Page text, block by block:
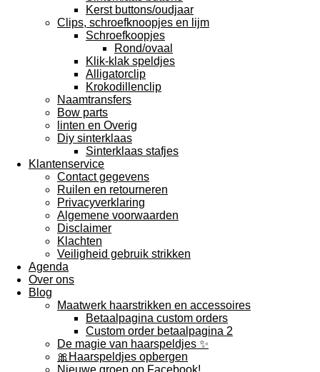
Kerst buttons/oudjaar
Clips, schroefknoopjes en lijm
Schroefkoopjes
Rond/ovaal
Klik-klak speldjes
Alligatorclip
Krokodillenclip
Naamtransfers
Bow parts
linten en Overig
Diy sinterklaas
Sinterklaas stafjes
Klantenservice
Contact gegevens
Ruilen en retourneren
Privacyverklaring
Algemene voorwaarden
Disclaimer
Klachten
Veiligheid gebruik strikken
Agenda
Over ons
Blog
Maatwerk haarstrikken en accessoires
Betaalpagina custom orders
Custom order betaalpagina 2
De magie van haarspeldjes ✨️
🎀Haarspeldjes opbergen
Nieuwe groep op Facebook!